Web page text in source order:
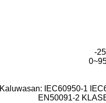
-
Kaluwasan: IEC60950-1
EN50091-2